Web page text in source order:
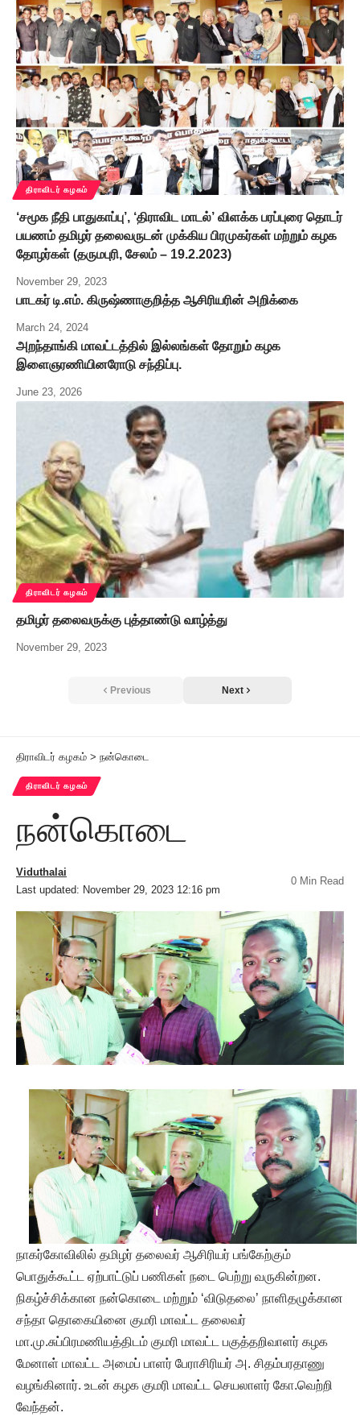
திராவிடர் கழகம்
‘சமூக நீதி பாதுகாப்பு’, ‘திராவிட மாடல்’ விளக்க பரப்புரை தொடர்
பயணம் தமிழர் தலைவருடன் முக்கிய பிரமுகர்கள் மற்றும் கழக
தோழர்கள் (தருமபுரி, சேலம் – 19.2.2023)
November 29, 2023
பாடகர் டி.எம். கிருஷ்ணாகுறித்த ஆசிரியரின் அறிக்கை
March 24, 2024
அறந்தாங்கி மாவட்டத்தில் இல்லங்கள் தோறும் கழக
இளைஞரணியினரோடு சந்திப்பு.
June 23, 2026
திராவிடர் கழகம்
தமிழர் தலைவருக்கு புத்தாண்டு வாழ்த்து
November 29, 2023
Previous Next
திராவிடர் கழகம் > நன்கொடை
திராவிடர் கழகம்
நன்கொடை
Last updated: November 29, 2023 12:16 pm
Viduthalai
0 Min Read
நாகர்கோவிலில் தமிழர் தலைவர் ஆசிரியர் பங்கேற்கும்
பொதுக்கூட்ட ஏற்பாட்டுப் பணிகள் நடை பெற்று வருகின்றன.
நிகழ்ச்சிக்கான நன்கொடை மற்றும் ‘விடுதலை’ நாளிதழுக்கான
சந்தா தொகையினை குமரி மாவட்ட தலைவர்
மா.மு.சுப்பிரமணியத்திடம் குமரி மாவட்ட பகுத்தறிவாளர் கழக
மேனாள் மாவட்ட அமைப் பாளர் பேராசிரியர் அ. சிதம்பரதாணு
வழங்கினார். உடன் கழக குமரி மாவட்ட செயலாளர் கோ.வெற்றி
வேந்தன்.